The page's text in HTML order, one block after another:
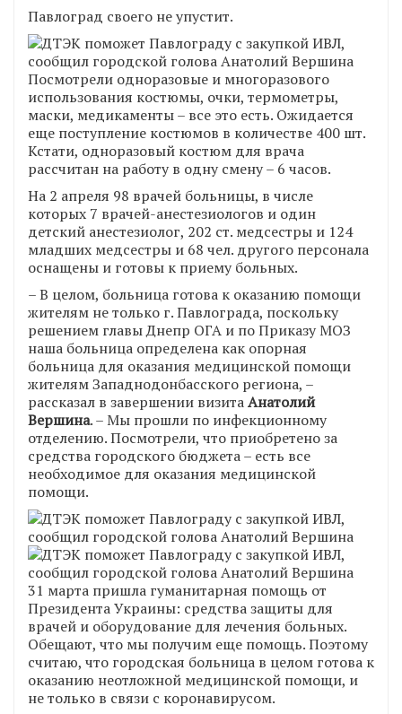
Павлоград своего не упустит.
Посмотрели одноразовые и многоразового
использования костюмы, очки, термометры,
маски, медикаменты – все это есть. Ожидается
еще поступление костюмов в количестве 400 шт.
Кстати, одноразовый костюм для врача
рассчитан на работу в одну смену – 6 часов.
На 2 апреля 98 врачей больницы, в числе
которых 7 врачей-анестезиологов и один
детский анестезиолог, 202 ст. медсестры и 124
младших медсестры и 68 чел. другого персонала
оснащены и готовы к приему больных.
– В целом, больница готова к оказанию помощи
жителям не только г. Павлограда, поскольку
решением главы Днепр ОГА и по Приказу МОЗ
наша больница определена как опорная
больница для оказания медицинской помощи
жителям Западнодонбасского региона, –
рассказал в завершении визитаАнатолий
Вершина. – Мы прошли по инфекционному
отделению. Посмотрели, что приобретено за
средства городского бюджета – есть все
необходимое для оказания медицинской
помощи.
31 марта пришла гуманитарная помощь от
Президента Украины: средства защиты для
врачей и оборудование для лечения больных.
Обещают, что мы получим еще помощь. Поэтому
считаю, что городская больница в целом готова к
оказанию неотложной медицинской помощи, и
не только в связи с коронавирусом.